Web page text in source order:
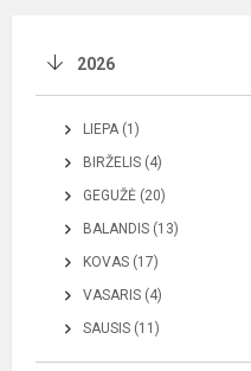
2026
LIEPA (1)
BIRŽELIS (4)
GEGUŽĖ (20)
BALANDIS (13)
KOVAS (17)
VASARIS (4)
SAUSIS (11)